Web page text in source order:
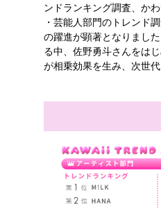
ンドランキング調査、か
・芸能人部門のトレンド
の躍進が顕著となりまし
る中、佐野勇斗さんをは
が相乗効果を生み、次世